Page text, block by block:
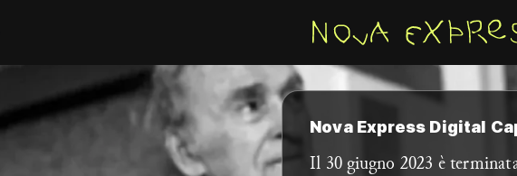
Nova Express Digital
Il 30 giugno 2023 è